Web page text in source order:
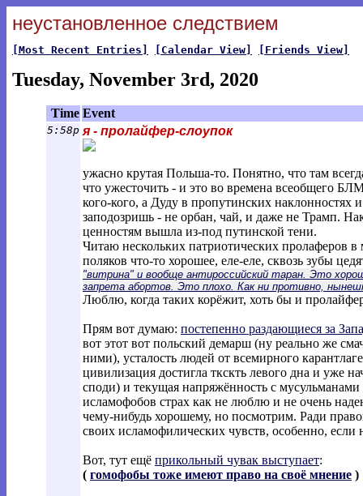
неустановленное следствием
[Most Recent Entries] [Calendar View] [Friends View]
Tuesday, November 3rd, 2020
Time Event
5:58p я - пролайфер-слоупок
ужасно крутая Польша-то. Понятно, что там
что ужесточить - и это во времена всеобщего
кого-кого, а Дуду в пропутинских наклонностях
заподозришь - не орбан, чай, и даже не Трамп.
ценностям вышла из-под путинской тени.
Читаю нескольких патриотических пролаферов в
поляков что-то хорошее, еле-еле, сквозь зубы
"витрина" и вообще антироссийский таран. Это
запрета абортов. Это плохо. Как ни противно,
Люблю, когда таких корёжит, хоть бы и
Прям вот думаю: постепенно раздающиеся за
вот этот вот польский демарш (ну реально же
ними), усталость людей от всемирного
цивилизация достигла ткскть левого дна и уже
споди) и текущая напряжённость с
исламофобов страх как не люблю и не очень
чему-нибудь хорошему, но посмотрим. Ради
своих исламофилических чувств, особенно, если
Вот, тут ещё прикольный чувак выступает:
( гомофобы тоже имеют право на своё мнение )